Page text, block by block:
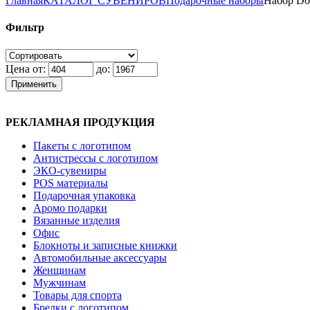
Фильтр
Цена от: до:
Применить
РЕКЛАМНАЯ ПРОДУКЦИЯ
Пакеты с логотипом
Антистрессы с логотипом
ЭКО-сувениры
POS материалы
Подарочная упаковка
Аромо подарки
Вязанные изделия
Офис
Блокноты и записные книжки
Автомобильные аксессуары
Женщинам
Мужчинам
Товары для спорта
Брелки с логотипом